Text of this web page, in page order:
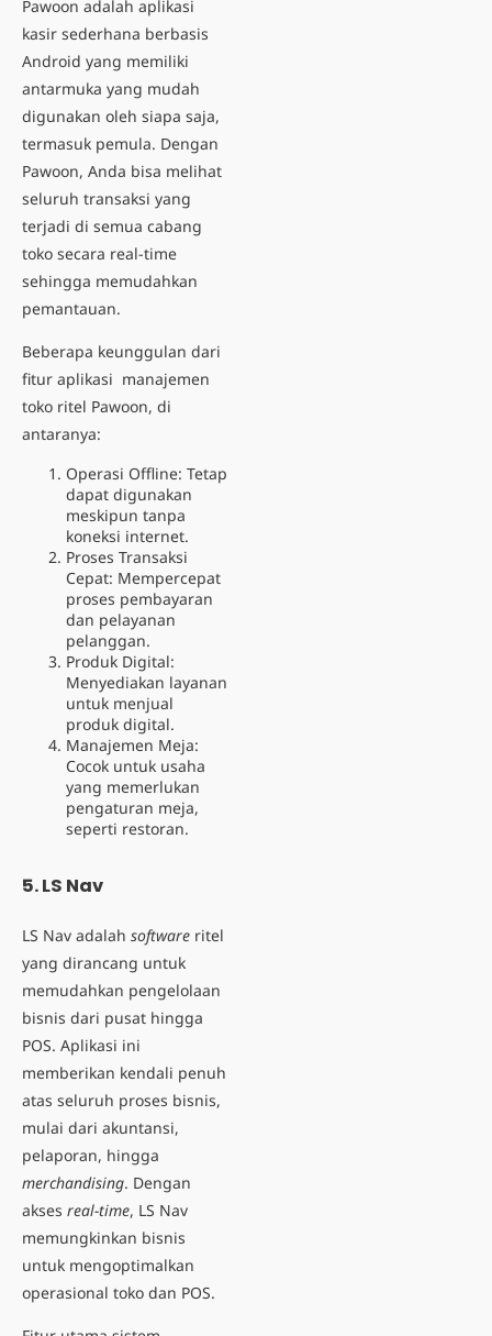
Pawoon adalah aplikasi
kasir sederhana berbasis
Android yang memiliki
antarmuka yang mudah
digunakan oleh siapa saja,
termasuk pemula. Dengan
Pawoon, Anda bisa melihat
seluruh transaksi yang
terjadi di semua cabang
toko secara real-time
sehingga memudahkan
pemantauan.
Beberapa keunggulan dari
fitur aplikasi manajemen
toko ritel Pawoon, di
antaranya:
Operasi Offline: Tetap
dapat digunakan
meskipun tanpa
koneksi internet.
Proses Transaksi
Cepat: Mempercepat
proses pembayaran
dan pelayanan
pelanggan.
Produk Digital:
Menyediakan layanan
untuk menjual
produk digital.
Manajemen Meja:
Cocok untuk usaha
yang memerlukan
pengaturan meja,
seperti restoran.
5.LS Nav
LS Nav adalah software ritel
yang dirancang untuk
memudahkan pengelolaan
bisnis dari pusat hingga
POS. Aplikasi ini
memberikan kendali penuh
atas seluruh proses bisnis,
mulai dari akuntansi,
pelaporan, hingga
merchandising. Dengan
akses real-time, LS Nav
memungkinkan bisnis
untuk mengoptimalkan
operasional toko dan POS.